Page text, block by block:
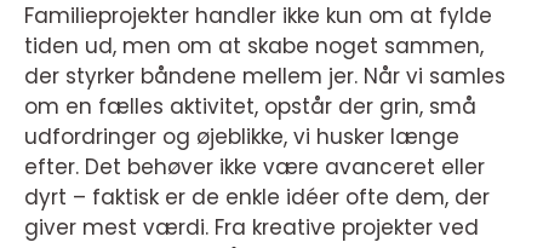
Familieprojekter handler ikke kun om at fylde
tiden ud, men om at skabe noget sammen,
der styrker båndene mellem jer. Når vi samles
om en fælles aktivitet, opstår der grin, små
udfordringer og øjeblikke, vi husker længe
efter. Det behøver ikke være avanceret eller
dyrt – faktisk er de enkle idéer ofte dem, der
giver mest værdi. Fra kreative projekter ved